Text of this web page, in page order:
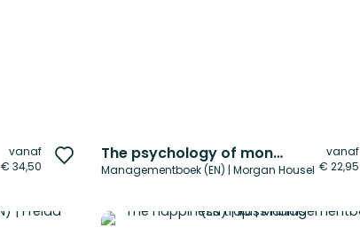
vanaf
€ 34,50
Voeg
verlanglijst
The psychology of money
Managementboek (EN) | Morgan Housel
vanaf
€ 22,95